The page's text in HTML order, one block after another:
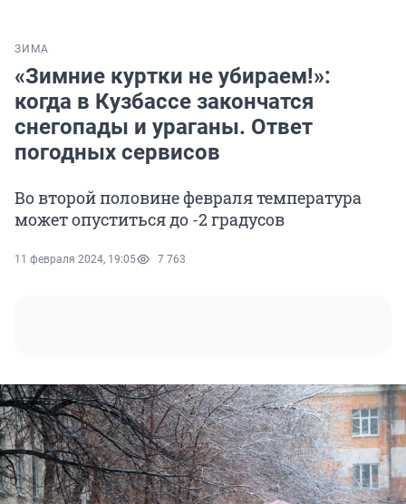
ЗИМА
«Зимние куртки не убираем!»:
когда в Кузбассе закончатся
снегопады и ураганы. Ответ
погодных сервисов
Во второй половине февраля температура
может опуститься до -2 градусов
11 февраля 2024, 19:05 7 763